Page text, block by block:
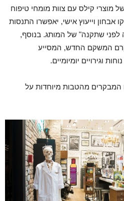
מוצרי קילס עם צוות מומחי טיפוח
אבחון וייעוץ אישי, יאפשרו התנסות
לפני שתקנה" של המותג. בנוסף,
המשקם החדש, המסייע
וגירויים יומיומיים.
מהטבות מיוחדות על